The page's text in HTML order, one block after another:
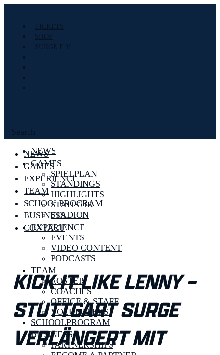
TICKETS
SHOP
SURGE E.V.
Search
NEWS
GAMES
SPIELPLAN
STANDINGS
HIGHLIGHTS
STATISTIK
STADION
EXPERIENCE
EVENTS
VIDEO CONTENT
PODCASTS
TEAM
ROSTER
COACHES
OFFICE & STAFF
VOLUNTEERS
SCHOOLPROGRAM
BUSINESS
PARTNERSHIPS
NEWS
GAMES
EXPERIENCE
TEAM
SCHOOLPROGRAM
BUSINESS
CONTACT
KICK IT LIKE LENNY –
STUTTGART SURGE
VERLÄNGERT MIT